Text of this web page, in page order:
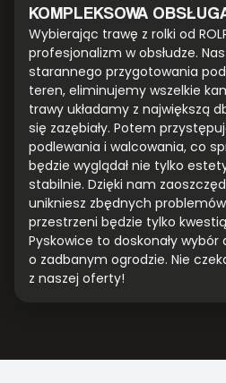
KOMPLEKSOWA
Wybierając trawę z rolki od
profesjonalizm w obsłudze.
starannego przygotowania
teren, eliminujemy wszelkie
trawy układamy z największą
się zazębiały. Potem
podlewania i walcowania, co
będzie wyglądał nie tylko
stabilnie. Dzięki nam
unikniesz zbędnych
przestrzeni będzie tylko
Pyskowice to doskonały
o zadbanym ogrodzie. Nie
z naszej oferty!